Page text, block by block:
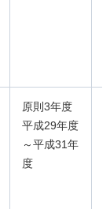
原則3年度
平成29年度
～平成31年
度